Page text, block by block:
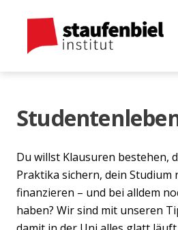
Du willst Klausuren bestehen,
Praktika sichern, dein Studium
finanzieren – und bei alldem
haben? Wir sind mit unseren